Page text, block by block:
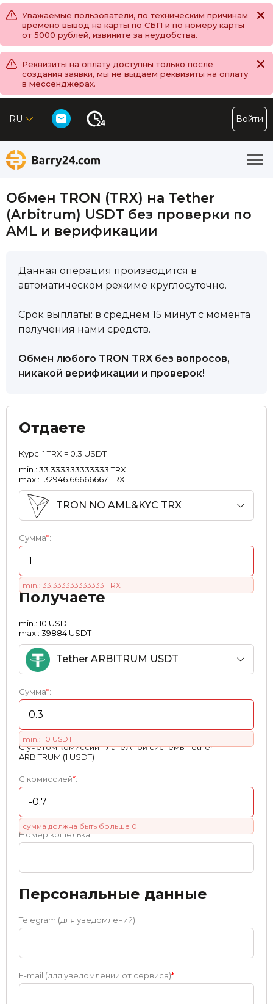
Уважаемые пользователи, по техническим причинам
времено вывод на карты по СБП и по номеру карты
от 5000 рублей, извините за неудобства.
Реквизиты на оплату доступны только после
создания заявки, мы не выдаем реквизиты на оплату
в мессенджерах.
RU Войти
Обмен TRON (TRX) на Tether
(Arbitrum) USDT без проверки по
AML и верификации
Данная операция производится в
автоматическом режиме круглосуточно.
Срок выплаты: в среднем 15 минут с момента
получения нами средств.
Обмен любого TRON TRX без вопросов,
никакой верификации и проверок!
Отдаете
Курс:1 TRX = 0.3 USDT
min.: 33.333333333333 TRX
max.: 132946.66666667 TRX
TRON NO AML&KYC TRX
Сумма*:
min.: 33.333333333333 TRX
Получаете
min.: 10 USDT
max.: 39884 USDT
Tether ARBITRUM USDT
Сумма*:
min.: 10 USDT
С учетом комиссии платежной системы Tether
ARBITRUM (1 USDT)
С комиссией*:
сумма должна быть больше 0
Номер кошелька*:
Персональные данные
Telegram (для уведомлений):
E-mail (для уведомлении от сервиса)*: